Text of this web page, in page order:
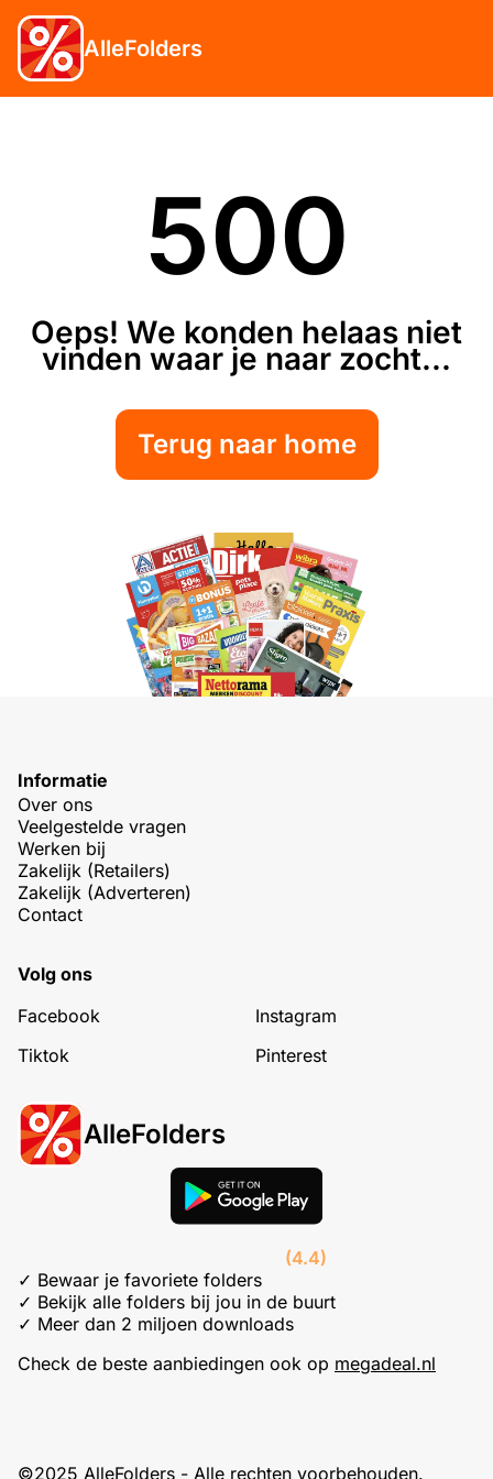
AlleFolders
500
Oeps! We konden helaas niet
vinden waar je naar zocht...
Terug naar home
Informatie
Over ons
Veelgestelde vragen
Werken bij
Zakelijk (Retailers)
Zakelijk (Adverteren)
Contact
Volg ons
Facebook
Instagram
Tiktok
Pinterest
AlleFolders
(4.4)
✓ Bewaar je favoriete folders
✓ Bekijk alle folders bij jou in de buurt
✓ Meer dan 2 miljoen downloads
Check de beste aanbiedingen ook op megadeal.nl
©2025 AlleFolders - Alle rechten voorbehouden.